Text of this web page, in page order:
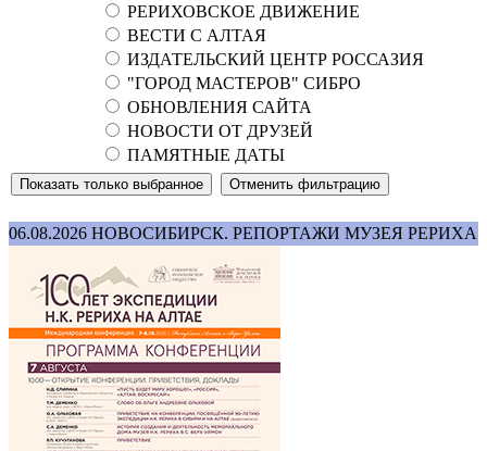
РЕРИХОВСКОЕ ДВИЖЕНИЕ
ВЕСТИ С АЛТАЯ
ИЗДАТЕЛЬСКИЙ ЦЕНТР РОССАЗИЯ
"ГОРОД МАСТЕРОВ" СИБРО
ОБНОВЛЕНИЯ САЙТА
НОВОСТИ ОТ ДРУЗЕЙ
ПАМЯТНЫЕ ДАТЫ
06.08.2026 НОВОСИБИРСК. РЕПОРТАЖИ МУЗЕЯ РЕРИХА